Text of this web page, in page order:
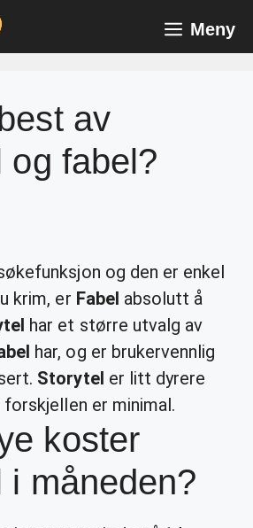
Meny
av
og fabel?
og den er enkel
krim, er Fabel absolutt å
har et større utvalg av
har, og er brukervennlig
Storytel er litt dyrere
forskjellen er minimal.
koster
i måneden?